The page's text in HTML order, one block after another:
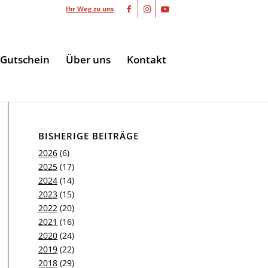
Ihr Weg zu uns
Gutschein Über uns Kontakt
BISHERIGE BEITRÄGE
2026(6)
2025(17)
2024(14)
2023(15)
2022(20)
2021 (16)
2020(24)
2019(22)
2018(29)